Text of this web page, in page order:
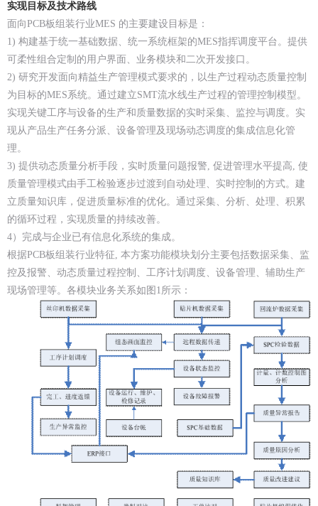
实现目标及技术路线
面向PCB板组装行业MES 的主要建设目标是：
1) 构建基于统一基础数据、统一系统框架的MES指挥调度平台。提供
可柔性组合定制的用户界面、业务模块和二次开发接口。
2) 研究开发面向精益生产管理模式要求的，以生产过程动态质量控制
为目标的MES系统。通过建立SMT流水线生产过程的管理控制模型。
实现关键工序与设备的生产和质量数据的实时采集、监控与调度。实
现从产品生产任务分派、设备管理及现场动态调度的集成信息化管
理。
3) 提供动态质量分析手段，实时质量问题报警, 促进管理水平提高, 使
质量管理模式由手工检验逐步过渡到自动处理、实时控制的方式。建
立质量知识库，促进质量标准的优化。通过采集、分析、处理、积累
的循环过程，实现质量的持续改善。
4）完成与企业已有信息化系统的集成。
根据PCB板组装行业特征, 本方案功能模块划分主要包括数据采集、监
控及报警、动态质量过程控制、工序计划调度、设备管理、辅助生产
现场管理等。各模块业务关系如图1所示：